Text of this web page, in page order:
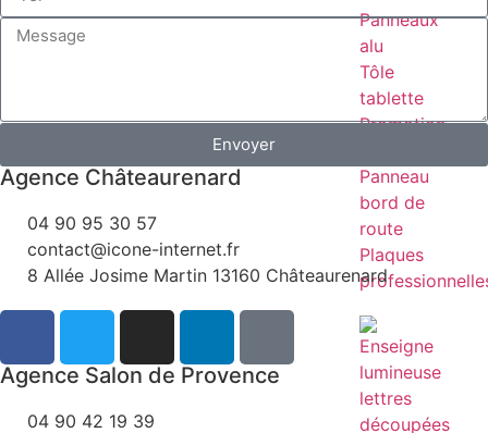
Panneaux
alu
Tôle
tablette
Promotion
Panneau
bord de
route
Plaques
Envoyer
Agence Châteaurenard
04 90 95 30 57
contact@icone-internet.fr
8 Allée Josime Martin 13160 Châteaurenard
Agence Salon de Provence
04 90 42 19 39